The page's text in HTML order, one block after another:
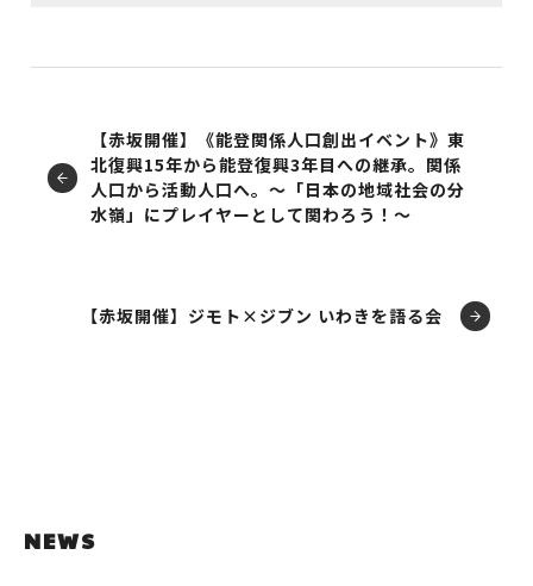
【赤坂開催】《能登関係人口創出イベント》東
北復興15年から能登復興3年目への継承。関係
人口から活動人口へ。～「日本の地域社会の分
水嶺」にプレイヤーとして関わろう！～
【赤坂開催】ジモト×ジブン いわきを語る会
NEWS